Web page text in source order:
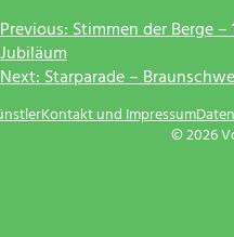
Previous:Stimmen der Berge –
Jubiläum
Next:Starparade –
© 2026
Kontakt und Impressum